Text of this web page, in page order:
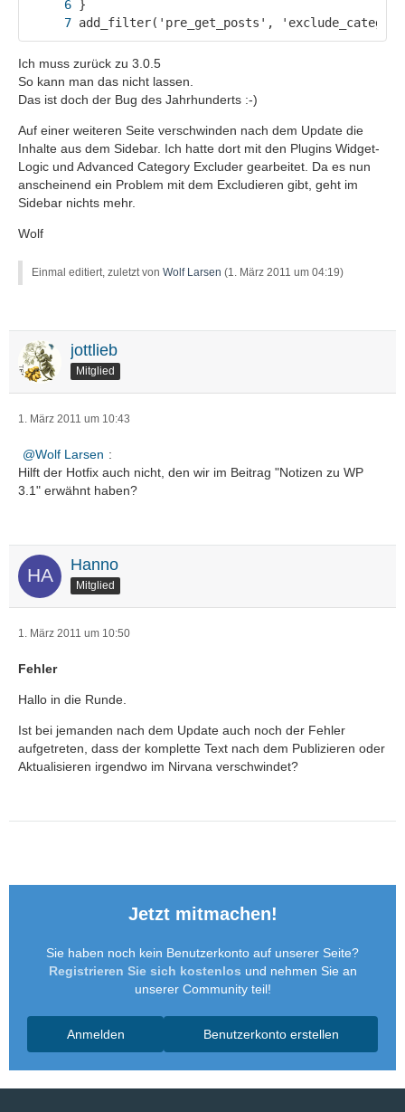
add_filter('pre_get_posts',
Ich muss zurück zu 3.0.5
So kann man das nicht lassen.
Das ist doch der Bug des Jahrhunderts :-)
Auf einer weiteren Seite verschwinden nach dem Update die
Inhalte aus dem Sidebar. Ich hatte dort mit den Plugins Widget-
Logic und Advanced Category Excluder gearbeitet. Da es nun
anscheinend ein Problem mit dem Excludieren gibt, geht im
Sidebar nichts mehr.
Wolf
Einmal editiert, zuletzt von Wolf Larsen (1. März 2011 um 04:19)
jottlieb
Mitglied
1. März 2011 um 10:43
Wolf Larsen :
Hilft der Hotfix auch nicht, den wir im Beitrag "Notizen zu WP
3.1" erwähnt haben?
Hanno
Mitglied
1. März 2011 um 10:50
Fehler
Hallo in die Runde.
Ist bei jemanden nach dem Update auch noch der Fehler
aufgetreten, dass der komplette Text nach dem Publizieren oder
Aktualisieren irgendwo im Nirvana verschwindet?
Jetzt mitmachen!
Sie haben noch kein Benutzerkonto auf unserer Seite?
Registrieren Sie sich kostenlos und nehmen Sie an
unserer Community teil!
Benutzerkonto erstellen
Anmelden